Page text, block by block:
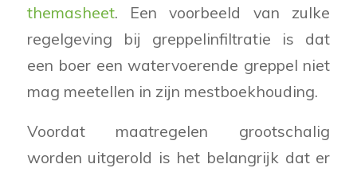
themasheet. Een voorbeeld van zulke
regelgeving bij greppelinfiltratie is dat
een boer een watervoerende greppel niet
mag meetellen in zijn mestboekhouding.
Voordat maatregelen grootschalig
worden uitgerold is het belangrijk dat er